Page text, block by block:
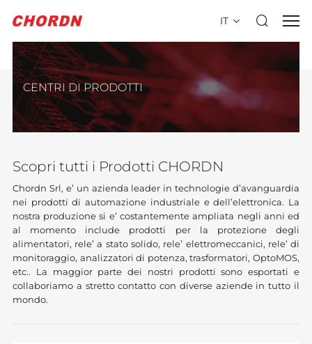
IT
CENTRI DI PRODOTTI
Scopri tutti i Prodotti CHORDN
Chordn Srl, e’ un azienda leader in technologie d’avanguardia
nei prodotti di automazione industriale e dell’elettronica. La
nostra produzione si e’ costantemente ampliata negli anni ed
al momento include prodotti per la protezione degli
alimentatori, rele’ a stato solido, rele’ elettromeccanici, rele’ di
monitoraggio, analizzatori di potenza, trasformatori, OptoMOS,
etc.. La maggior parte dei nostri prodotti sono esportati e
collaboriamo a stretto contatto con diverse aziende in tutto il
mondo.